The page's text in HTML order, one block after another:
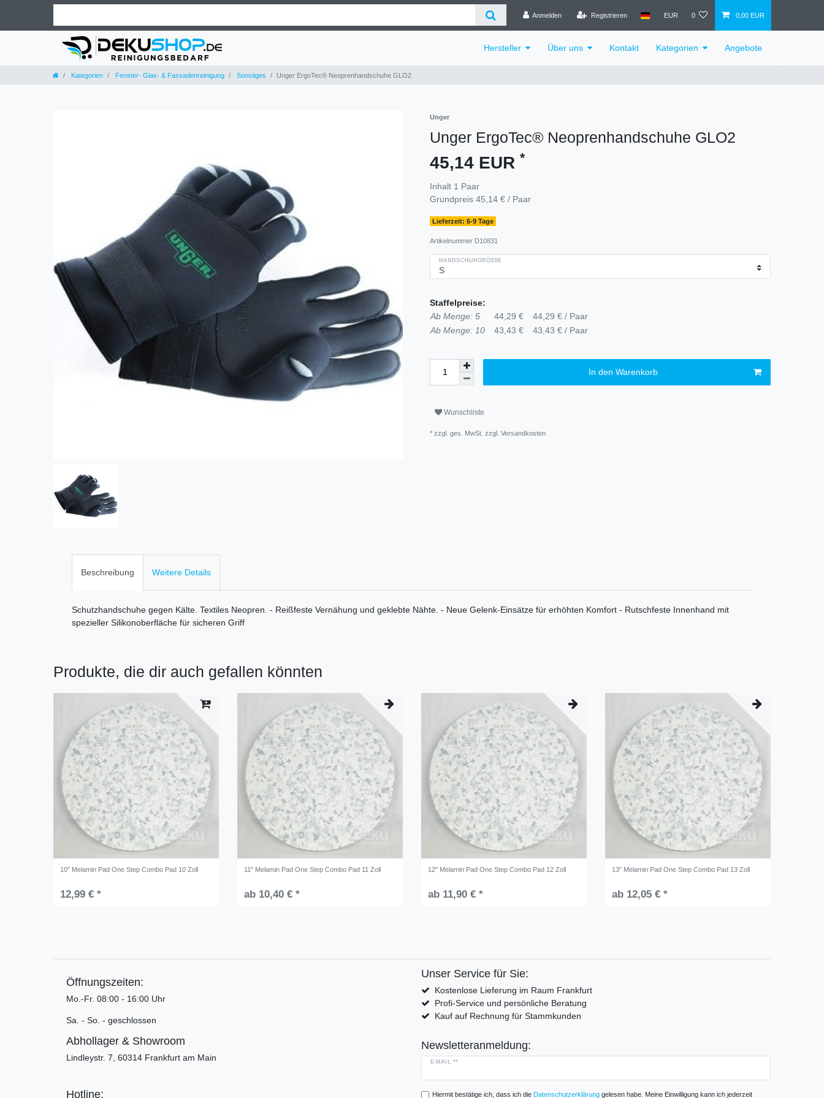
Anmelden Registrieren EUR 0 0,00 EUR
Hersteller Über uns Kontakt Kategorien Angebote
Kategorien Fenster- Glas- & Fassadenreinigung Sonstiges Unger ErgoTec® Neoprenhandschuhe GLO2
Unger
Unger ErgoTec® Neoprenhandschuhe GLO2
45,14 EUR *
Inhalt 1 Paar
Grundpreis 45,14 € / Paar
Lieferzeit: 6-9 Tage
Artikelnummer D10831
HANDSCHUHGRÖSSE
Staffelpreise:
Ab Menge: 5
44,29 €
44,29 € / Paar
Ab Menge: 10
43,43 € 43,43 € / Paar
In den Warenkorb
Wunschliste
* zzgl. ges. MwSt. zzgl. Versandkosten
Beschreibung Weitere Details
Schutzhandschuhe gegen Kälte. Textiles Neopren. - Reißfeste Vernähung und geklebte Nähte. - Neue Gelenk-Einsätze für erhöhten Komfort - Rutschfeste Innenhand mit
spezieller Silikonoberfläche für sicheren Griff
Produkte, die dir auch gefallen könnten
10" Melamin Pad One Step Combo Pad 10 Zoll
12,99 € *
11" Melamin Pad One Step Combo Pad 11 Zoll
ab 10,40 € *
12" Melamin Pad One Step Combo Pad 12 Zoll
ab 11,90 € *
13" Melamin Pad One Step Combo Pad 13 Zoll
ab 12,05 € *
Öffnungszeiten:
Mo.-Fr. 08:00 - 16:00 Uhr
Sa. - So. - geschlossen
Abhollager & Showroom
Lindleystr. 7, 60314 Frankfurt am Main
Hotline:
Unser Service für Sie:
Kostenlose Lieferung im Raum Frankfurt
Profi-Service und persönliche Beratung
Kauf auf Rechnung für Stammkunden
Newsletteranmeldung:
E-MAIL **
Hiermit bestätige ich, dass ich die Daten­schutz­erklärunggelesen habe. Meine Einwilligung kann ich jederzeit